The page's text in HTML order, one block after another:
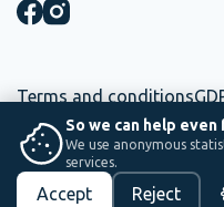
Terms and conditions
☕ This website was built in-
So we can help even
We use anonymous
services.
Accept Reject